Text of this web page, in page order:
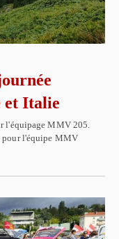
et Italie
l'équipage MMV 205.
pour l'équipe MMV